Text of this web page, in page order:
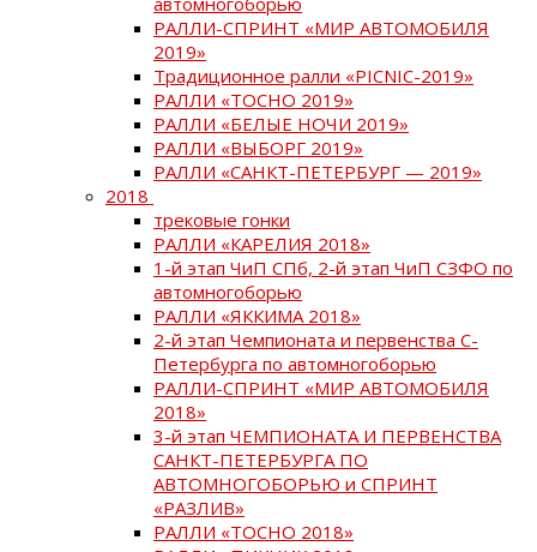
РАЛЛИ-СПРИНТ «МИР АВТОМОБИЛЯ
2019»
Традиционное ралли «PICNIC-2019»
РАЛЛИ «ТОСНО 2019»
РАЛЛИ «БЕЛЫЕ НОЧИ 2019»
РАЛЛИ «ВЫБОРГ 2019»
РАЛЛИ «САНКТ-ПЕТЕРБУРГ — 2019»
2018
трековые гонки
РАЛЛИ «КАРЕЛИЯ 2018»
1-й этап ЧиП СПб, 2-й этап ЧиП СЗФО по
автомногоборью
РАЛЛИ «ЯККИМА 2018»
2-й этап Чемпионата и первенства С-
Петербурга по автомногоборью
РАЛЛИ-СПРИНТ «МИР АВТОМОБИЛЯ
2018»
3-й этап ЧЕМПИОНАТА И ПЕРВЕНСТВА
САНКТ-ПЕТЕРБУРГА ПО
АВТОМНОГОБОРЬЮ и СПРИНТ
«РАЗЛИВ»
РАЛЛИ «ТОСНО 2018»